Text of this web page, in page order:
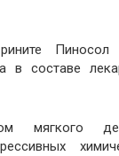
в составе
мягкого